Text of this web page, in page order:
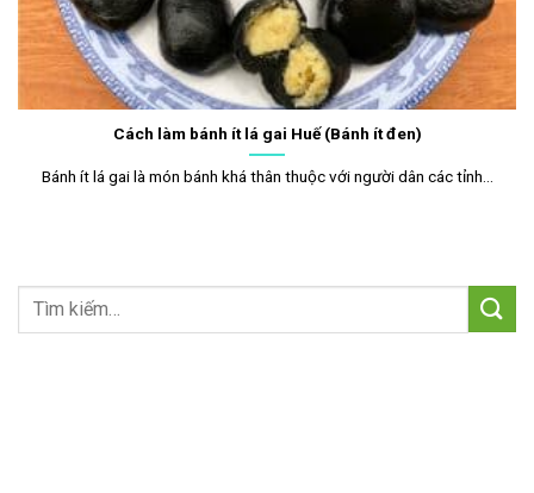
Cách làm bánh ít lá gai Huế (Bánh ít đen)
Bánh ít lá gai là món bánh khá thân thuộc với người dân các tỉnh...